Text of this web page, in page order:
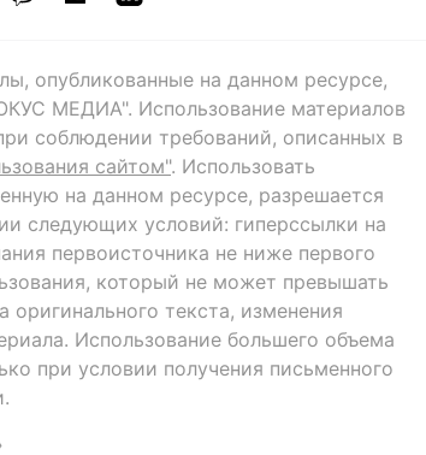
опубликованные на данном ресурсе,
МЕДИА". Использование материалов
соблюдении требований, описанных в
сайтом". Использовать
на данном ресурсе, разрешается
следующих условий: гиперссылки на
первоисточника не ниже первого
который не может превышать
оригинального текста, изменения
Использование большего объема
при условии получения письменного